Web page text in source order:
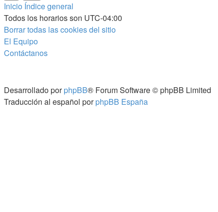
Inicio Índice general
Todos los horarios son UTC-04:00
Borrar todas las cookies del sitio
El Equipo
Contáctanos
Desarrollado porphpBB® Forum Software © phpBB Limited
Traducción al español porphpBB España